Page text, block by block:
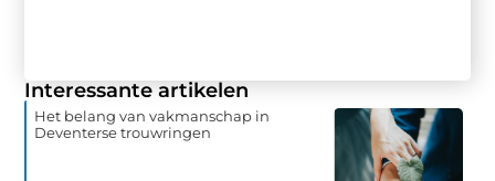
Interessante artikelen
Het belang van vakmanschap in
Deventerse trouwringen